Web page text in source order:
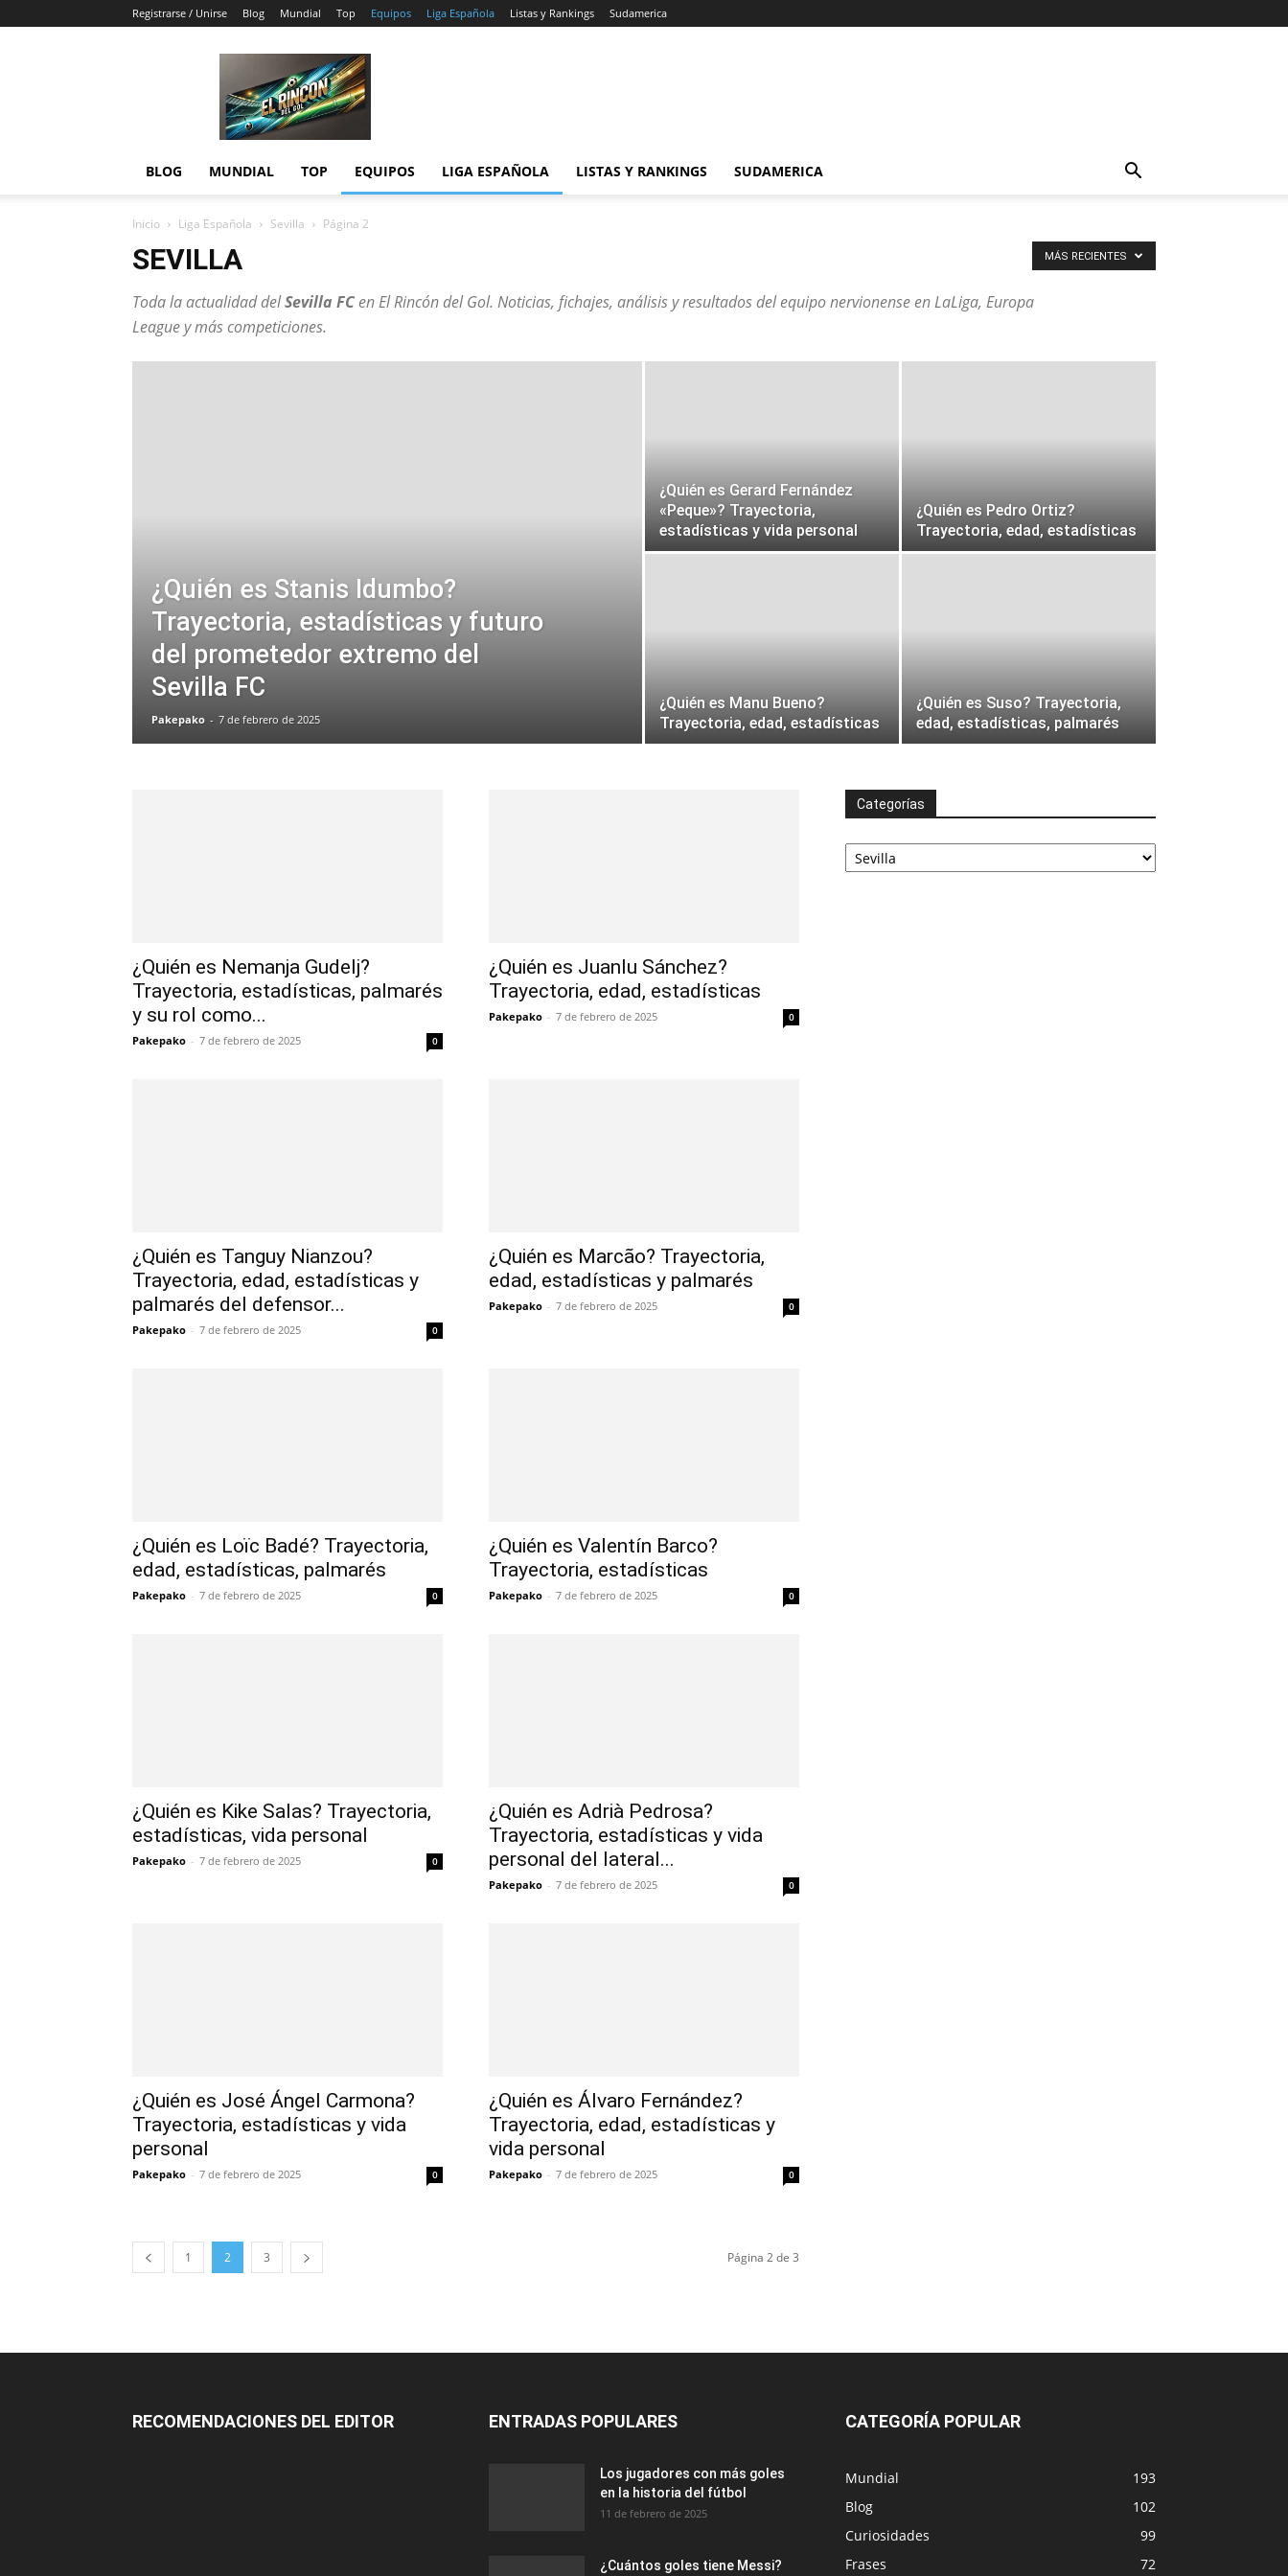
Registrarse / Unirse Blog Mundial Top Equipos Liga Española Listas y Rankings Sudamerica
Rincón
del
Gol
BLOG MUNDIAL TOP EQUIPOS LIGA ESPAÑOLA LISTAS Y RANKINGS SUDAMERICA
Inicio Liga Española Sevilla Página 2
SEVILLA
Toda la actualidad delSevilla FCenEl Rincón del Gol. Noticias, fichajes, análisis y resultados del equipo nervionense en LaLiga, Europa
League y más competiciones.
MÁS RECIENTES
¿Quién es Stanis Idumbo?
Trayectoria, estadísticas y futuro
del prometedor extremo del
Sevilla FC
Pakepako - 7 de febrero de 2025
¿Quién es Gerard Fernández
«Peque»? Trayectoria,
estadísticas y vida personal
¿Quién es Pedro Ortiz?
Trayectoria, edad, estadísticas
¿Quién es Manu Bueno?
Trayectoria, edad, estadísticas
¿Quién es Suso? Trayectoria,
edad, estadísticas, palmarés
¿Quién es Nemanja Gudelj?
Trayectoria, estadísticas, palmarés
y su rol como...
Pakepako - 7 de febrero de 2025 0
¿Quién es Juanlu Sánchez?
Trayectoria, edad, estadísticas
Pakepako - 7 de febrero de 2025 0
¿Quién es Tanguy Nianzou?
Trayectoria, edad, estadísticas y
palmarés del defensor...
Pakepako - 7 de febrero de 2025 0
¿Quién es Marcão? Trayectoria,
edad, estadísticas y palmarés
Pakepako - 7 de febrero de 2025 0
¿Quién es Loïc Badé? Trayectoria,
edad, estadísticas, palmarés
Pakepako - 7 de febrero de 2025 0
¿Quién es Valentín Barco?
Trayectoria, estadísticas
Pakepako - 7 de febrero de 2025 0
¿Quién es Kike Salas? Trayectoria,
estadísticas, vida personal
Pakepako - 7 de febrero de 2025 0
¿Quién es Adrià Pedrosa?
Trayectoria, estadísticas y vida
personal del lateral...
Pakepako - 7 de febrero de 2025 0
¿Quién es José Ángel Carmona?
Trayectoria, estadísticas y vida
personal
Pakepako - 7 de febrero de 2025 0
¿Quién es Álvaro Fernández?
Trayectoria, edad, estadísticas y
vida personal
Pakepako - 7 de febrero de 2025 0
1 2 3 Página 2 de 3
Categorías
Categorías
RECOMENDACIONES DEL EDITOR ENTRADAS POPULARES
Los jugadores con más goles
en la historia del fútbol
11 de febrero de 2025
¿Cuántos goles tiene Messi?
CATEGORÍA POPULAR
Mundial
193
Blog
102
Curiosidades
99
Frases
72